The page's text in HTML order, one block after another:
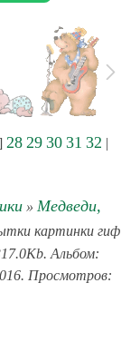
28 29 30 31 32 |
» Медведи,
картинки гиф
Альбом:
Просмотров: